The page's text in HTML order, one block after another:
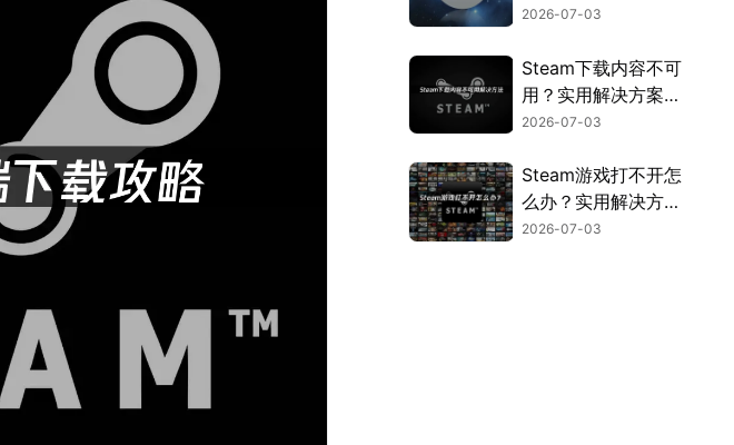
全解析！
2026-07-03
Steam下载内容不可
用？实用解决方案来
了！
2026-07-03
Steam游戏打不开怎
么办？实用解决方法
全汇总！
2026-07-03